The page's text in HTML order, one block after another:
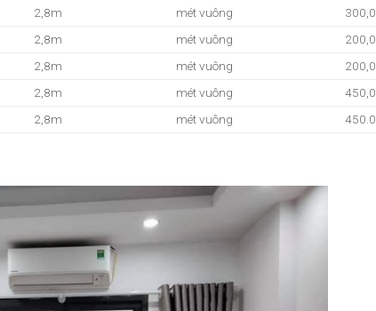
2,8m mét vuông
2,8m mét vuông
2,8m mét vuông
2,8m mét vuông
2,8m mét vuông